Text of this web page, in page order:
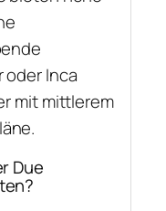
oder Inca
mit mittlerem
Due